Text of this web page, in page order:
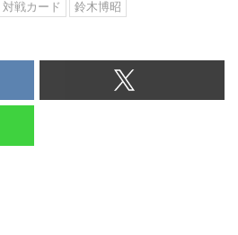
対戦カード
鈴木博昭